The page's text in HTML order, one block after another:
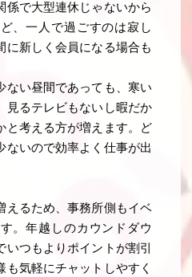
係で大型連休じゃないから
、一人で過ごすのは寂し
新しく会員になる場合も
ない昼間であっても、寒い
見るテレビもないし暇だか
と考える方が増えます。ど
ないので効率よく仕事が出
えるため、事務所側もイベ
。年越しのカウンドダウ
つもよりポイントが割引
も気軽にチャットしやすく